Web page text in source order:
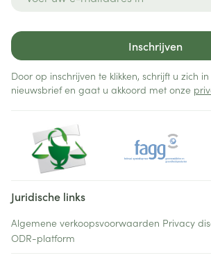
Inschrijven
Door op inschrijven te klikken, schrijft u zich
nieuwsbrief en gaat u akkoord met onze
Juridische links
Algemene verkoopsvoorwaarden Privacy
ODR-platform